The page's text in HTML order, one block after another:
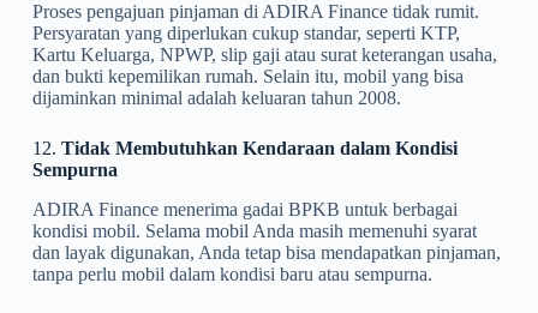
Proses pengajuan pinjaman di ADIRA Finance tidak rumit.
Persyaratan yang diperlukan cukup standar, seperti KTP,
Kartu Keluarga, NPWP, slip gaji atau surat keterangan usaha,
dan bukti kepemilikan rumah. Selain itu, mobil yang bisa
dijaminkan minimal adalah keluaran tahun 2008.
12. Tidak Membutuhkan Kendaraan dalam Kondisi
Sempurna
ADIRA Finance menerima gadai BPKB untuk berbagai
kondisi mobil. Selama mobil Anda masih memenuhi syarat
dan layak digunakan, Anda tetap bisa mendapatkan pinjaman,
tanpa perlu mobil dalam kondisi baru atau sempurna.